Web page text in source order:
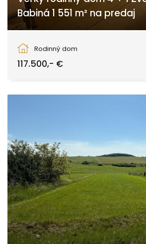
Babiná 1 551 m² na predaj
Rodinný dom
117.500,- €